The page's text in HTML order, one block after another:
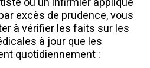
excès de prudence, vous
à vérifier les faits sur les
à jour que les
quotidiennement :